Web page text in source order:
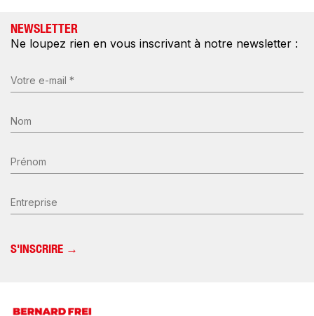
NEWSLETTER
Ne loupez rien en vous inscrivant à notre newsletter :
E-
mail
Nom
*
Prénom
Entreprise